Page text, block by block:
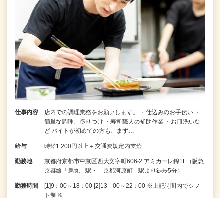
仕事内容
店内での調理業務をお願いします。 ・仕込みのお手伝い ・
簡単な調理、盛りつけ ・寿司職人の補助作業 ・お皿洗いな
ど バイトが初めての方も、まず…
給与 時給1,200円以上＋交通費規定内支給
勤務地
京都府京都市中京区西大文字町606-2 アミカーレ錦1F（阪急
京都線「烏丸」駅・「京都河原町」駅より徒歩5分）
勤務時間
[1]9：00～18：00 [2]13：00～22：00 ※上記時間内でシフ
ト制 ※…